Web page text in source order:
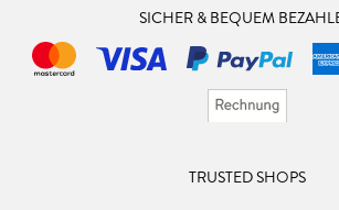
SICHER & BEQUEM
TRUSTED SHOPS